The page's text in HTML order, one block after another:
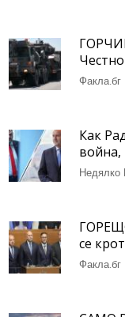
Факла.бг
Как
война,
Недялко
се
Факла.бг